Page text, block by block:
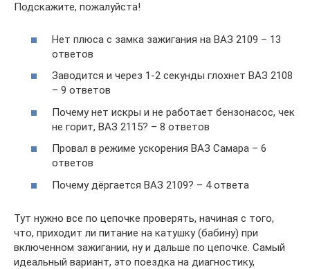
Подскажите, пожалуйста!
Нет плюса с замка зажигания на ВАЗ 2109 – 13
ответов
Заводится и через 1-2 секунды глохнет ВАЗ 2108
– 9 ответов
Почему нет искры и не работает бензонасос, чек
не горит, ВАЗ 2115? – 8 ответов
Провал в режиме ускорения ВАЗ Самара – 6
ответов
Почему дёргается ВАЗ 2109? – 4 ответа
Тут нужно все по цепочке проверять, начиная с того,
что, приходит ли питание на катушку (бабину) при
включенном зажигании, ну и дальше по цепочке. Самый
идеальный вариант, это поездка на диагностику,